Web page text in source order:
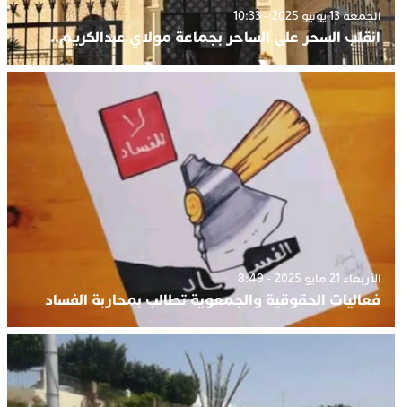
الجمعة 13 يونيو 2025 - 10:33
انقلب السحر على الساحر بجماعة مولاي عبدالكريم..
الأربعاء 21 مايو 2025 - 8:49
فعاليات الحقوقية والجمعوية تطالب بمحاربة الفساد